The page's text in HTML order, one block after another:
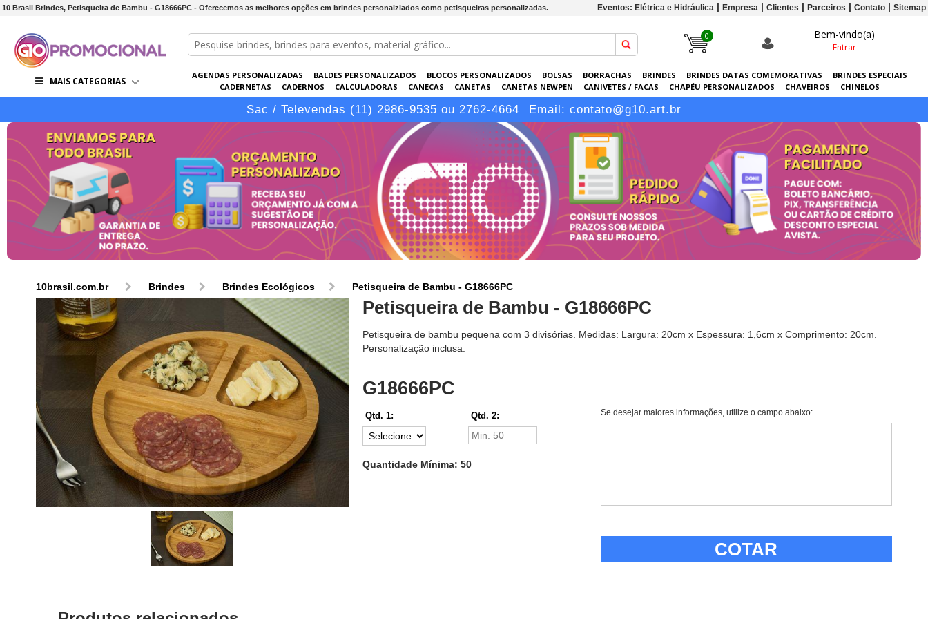
10 Brasil Brindes, Petisqueira de Bambu - G18666PC - Oferecemos as melhores opções em brindes personalziados como petisqueiras personalizadas. Eventos: Elétrica e Hidráulica Empresa Clientes Parceiros Contato Sitemap
0 Bem-vindo(a)
Entrar
MAIS CATEGORIAS
AGENDAS PERSONALIZADAS BALDES PERSONALIZADOS BLOCOS PERSONALIZADOS BOLSAS BORRACHAS BRINDES BRINDES DATAS COMEMORATIVAS
BRINDES ESPECIAIS
CADERNETAS
CADERNOS CALCULADORAS CANECAS CANETAS CANETAS NEWPEN CANIVETES / FACAS CHAPÉU PERSONALIZADOS CHAVEIROS
CHINELOS
CONJUNTOS DE BRINDES
COPOS ELETRÔNICOS EMBALAGENS ESCRITÓRIO EVENTOS GARRAFAS PERSONALIZADAS GRÁFICA GUARDA-CHUVAS KITS
LANÇAMENTOS
LÁPIS
Sac / Televendas (11) 2986-9535 ou 2762-4664 Email: contato@g10.art.br
10brasil.com.br Brindes Brindes Ecológicos Petisqueira de Bambu - G18666PC
Petisqueira de Bambu - G18666PC
Petisqueira de bambu pequena com 3 divisórias. Medidas: Largura: 20cm x Espessura: 1,6cm x Comprimento: 20cm.
Personalização inclusa.
G18666PC
Qtd. 1: Qtd. 2:
Quantidade Mínima: 50
Se desejar maiores informações, utilize o campo abaixo:
COTAR